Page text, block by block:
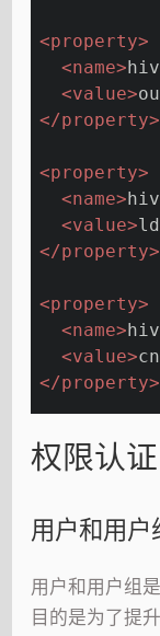
<property>
<name>
<value>
</property>
<property>
<name>
<value>
</property>
<property>
<name>
<value>
</property>
权限认证
用户和用户
用户和用户组
目的是为了提